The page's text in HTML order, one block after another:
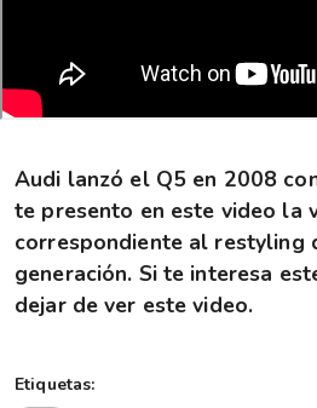
Audi lanzó el Q5 en 2008
te presento en este video la
correspondiente al restyling
generación. Si te interesa
dejar de ver este video.
Etiquetas: